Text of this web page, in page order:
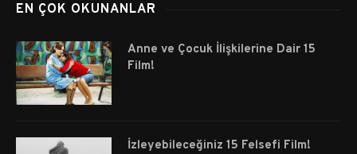
EN ÇOK OKUNANLAR
Anne ve Çocuk İlişkilerine Dair 15
Film!
İzleyebileceğiniz 15 Felsefi Film!